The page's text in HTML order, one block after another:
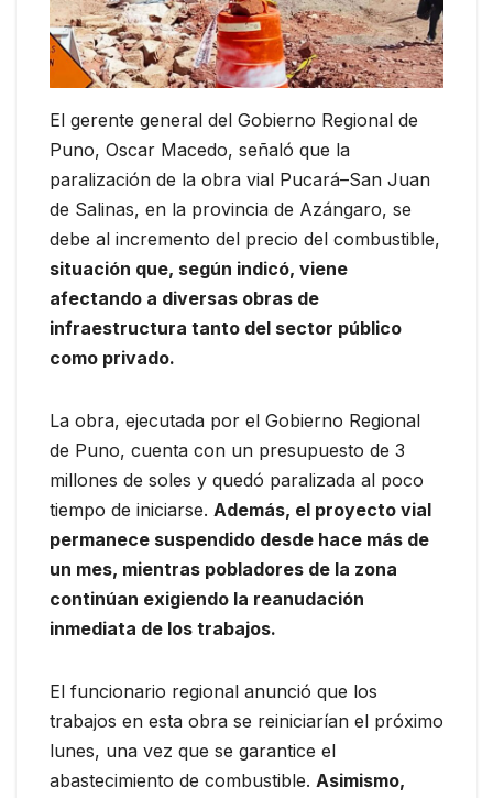
El gerente general del Gobierno Regional de
Puno, Oscar Macedo, señaló que la
paralización de la obra vial Pucará–San Juan
de Salinas, en la provincia de Azángaro, se
debe al incremento del precio del combustible,
situación que, según indicó, viene
afectando a diversas obras de
infraestructura tanto del sector público
como privado.
La obra, ejecutada por el Gobierno Regional
de Puno, cuenta con un presupuesto de 3
millones de soles y quedó paralizada al poco
tiempo de iniciarse. Además, el proyecto vial
permanece suspendido desde hace más de
un mes, mientras pobladores de la zona
continúan exigiendo la reanudación
inmediata de los trabajos.
El funcionario regional anunció que los
trabajos en esta obra se reiniciarían el próximo
lunes, una vez que se garantice el
abastecimiento de combustible. Asimismo,